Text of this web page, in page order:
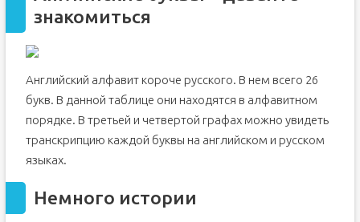
знакомиться
Английский алфавит короче русского. В нем всего 26
букв. В данной таблице они находятся в алфавитном
порядке. В третьей и четвертой графах можно увидеть
транскрипцию каждой буквы на английском и русском
языках.
Немного истории